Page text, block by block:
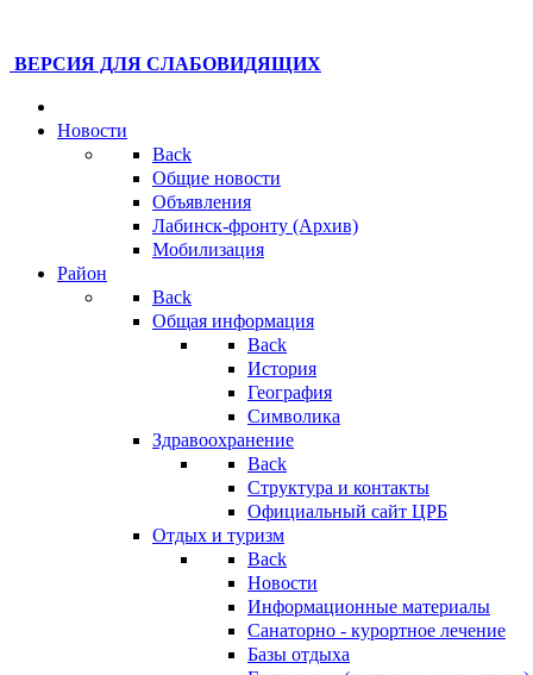
ВЕРСИЯ ДЛЯ СЛАБОВИДЯЩИХ
Новости
Back
Общие новости
Объявления
Лабинск-фронту (Архив)
Мобилизация
Район
Back
Общая информация
Back
История
География
Символика
Здравоохранение
Back
Структура и контакты
Официальный сайт ЦРБ
Отдых и туризм
Back
Новости
Информационные материалы
Санаторно - курортное лечение
Базы отдыха